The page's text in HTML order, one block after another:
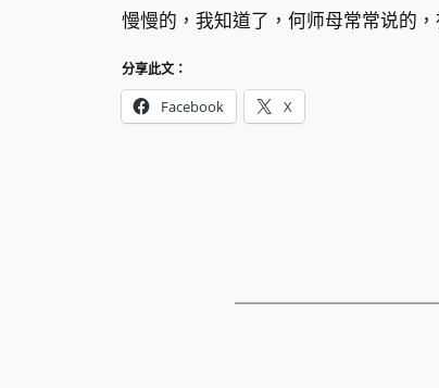
慢慢的，我知道了，何师母常常说的
分享此文：
Facebook X